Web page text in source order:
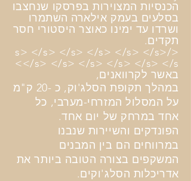
הכנסיות המצוירות בפרסקו שנחצבו
בסלעים בעמק אילארה השתמרו
ושרדו עד ימינו כאוצר היסטורי חסר
תקדים.
</s> </s> </s> </s> </s> </s>
</s> </s> </s> </s> </s> </s>
באשר לקרוואנים,
במהלך תקופת הסלג'וק, כ -20 ק"מ
על המסלול המזרחי-מערבי, כל
אחד במרחק של יום אחד.
הפונדקים והשיירות שנבנו
במרווחים הם בין המבנים
המשקפים בצורה הטובה ביותר את
אדריכלות הסלג'וקים.